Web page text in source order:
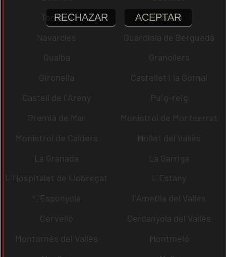
Tordera
Abrera
Navarcles
Guardiola de Berguedà
Gualba
Granollers
Gironella
Castellet i la Gornal
Castell de l´Areny
Puig-reig
Premià de Mar
Monistrol de Montserrat
Monistrol de Calders
Mollet del Vallès
La Granada
La Garriga
L´Hospitalet de Llobregat
L´Estany
L´Espunyola
l´Ametlla del Vallès
Cervelló
Cerdanyola del Vallès
Montornès del Vallès
Montmeló
RECHAZAR ACEPTAR